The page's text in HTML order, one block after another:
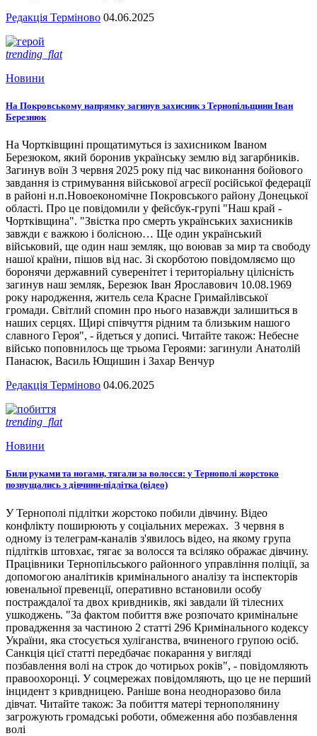
Редакція Терміново 04.06.2025
trending_flat
Новини
На Покровському напрямку загинув захисник з Тернопільщини Іван
Березнюк
На Чортківщині прощатимуться із захисником Іваном
Березюком, який боронив українську землю від загарбників.
Загинув воїн 3 червня 2025 року під час виконання бойового
завдання із стримування військової агресії російської федерації
в районі н.п.Новоекономічне Покровського району Донецької
області. Про це повідомили у фейсбук-групі "Наш край -
Чортківщина". "Звістка про смерть українських захисників
завжди є важкою і болісною… Ще один український
військовий, ще один наш земляк, що воював за мир та свободу
нашої країни, пішов від нас. Зі скорботою повідомляємо що
боронячи державний суверенітет і територіальну цілісність
загинув наш земляк, Березюк Іван Ярославович 10.08.1969
року народження, житель села Красне Гримайлівської
громади. Світлий спомин про нього назавжди залишиться в
наших серцях. Щирі співчуття рідним та близьким нашого
славного Героя", - йдеться у дописі. Читайте також: Небесне
військо поповнилось ще трьома Героями: загинули Анатолій
Панасюк, Василь Ющишин і Захар Венчур
Редакція Терміново 04.06.2025
trending_flat
Новини
Били руками та ногами, тягали за волосся: у Тернополі жорстоко
познущались з дівчини-підлітка (відео)
У Тернополі підлітки жорстоко побили дівчину. Відео
конфлікту поширюють у соціальних мережах. 3 червня в
одному із телеграм-каналів з'явилось відео, на якому група
підлітків штовхає, тягає за волосся та всіляко ображає дівчину.
Працівники Тернопільського районного управління поліції, за
допомогою аналітиків кримінального аналізу та інспекторів
ювенальної превенції, оперативно встановили особу
постраждалої та двох кривдників, які завдали їй тілесних
ушкоджень. "За фактом побиття вже розпочато кримінальне
провадження за частиною 2 статті 296 Кримінального кодексу
України, яка стосується хуліганства, вчиненого групою осіб.
Санкція цієї статті передбачає покарання у вигляді
позбавлення волі на строк до чотирьох років", - повідомляють
правоохоронці. У соцмережах повідомляють, що це не перший
інцидент з кривдницею. Раніше вона неодноразово била
дівчат. Читайте також: За побиття матері тернополянину
загрожують громадські роботи, обмеження або позбавлення
волі